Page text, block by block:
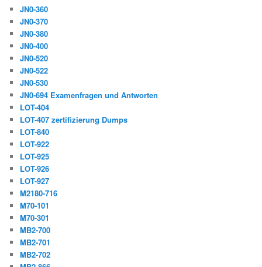
JN0-360
JN0-370
JN0-380
JN0-400
JN0-520
JN0-522
JN0-530
JN0-694 Examenfragen und Antworten
LOT-404
LOT-407 zertifizierung Dumps
LOT-840
LOT-922
LOT-925
LOT-926
LOT-927
M2180-716
M70-101
M70-301
MB2-700
MB2-701
MB2-702